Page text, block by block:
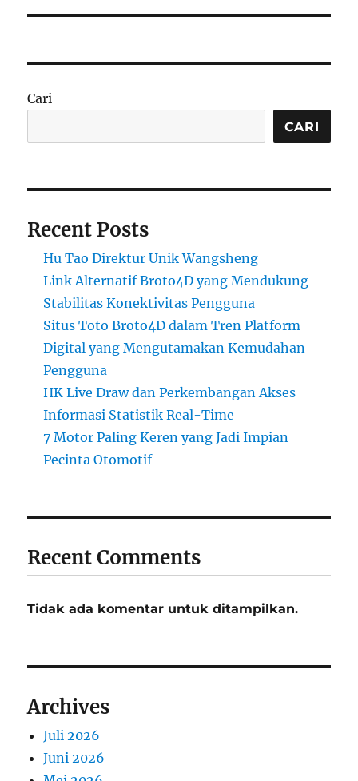
Cari
CARI
Recent Posts
Hu Tao Direktur Unik Wangsheng
Link Alternatif Broto4D yang Mendukung
Stabilitas Konektivitas Pengguna
Situs Toto Broto4D dalam Tren Platform
Digital yang Mengutamakan Kemudahan
Pengguna
HK Live Draw dan Perkembangan Akses
Informasi Statistik Real-Time
7 Motor Paling Keren yang Jadi Impian
Pecinta Otomotif
Recent Comments
Tidak ada komentar untuk ditampilkan.
Archives
Juli 2026
Juni 2026